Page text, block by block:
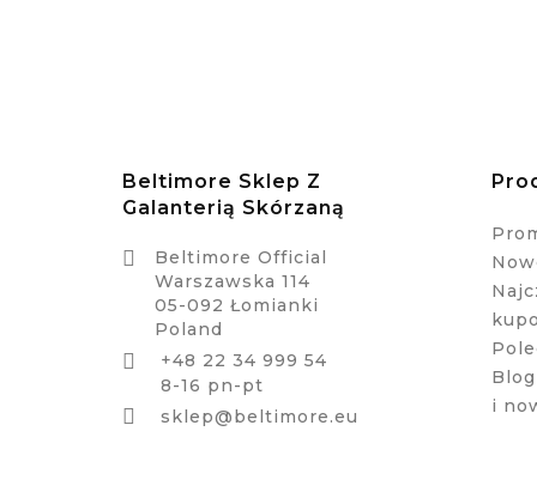
Beltimore Sklep Z
Galanterią Skórzaną

Beltimore Official
Warszawska 114
05-092 Łomianki
Poland

+48 22 34 999 54
8-16 pn-pt
 sklep@beltimore.eu
i